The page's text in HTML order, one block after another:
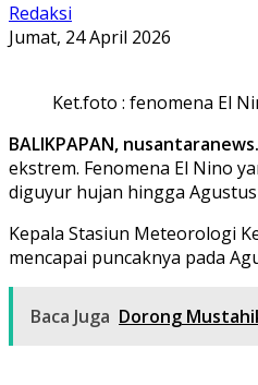
Redaksi
Jumat, 24 April 2026
Ket.foto : fenomena El
BALIKPAPAN,
ekstrem. Fenomena El Nino
diguyur hujan hingga
Kepala Stasiun Meteorologi
mencapai puncaknya pada
Baca Juga Dorong